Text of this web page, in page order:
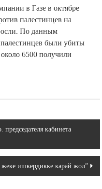
в Газе в октябре
палестинцев на
По данным
были убиты
6500 получили
кабинета
ишкердикке карай жол”